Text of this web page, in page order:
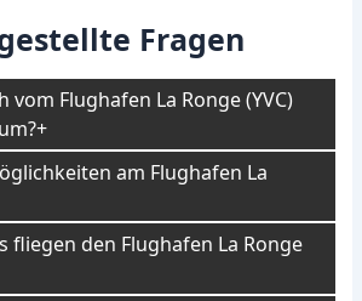
Fragen
vom Flughafen La Ronge (YVC)
am Flughafen La
fliegen den Flughafen La Ronge